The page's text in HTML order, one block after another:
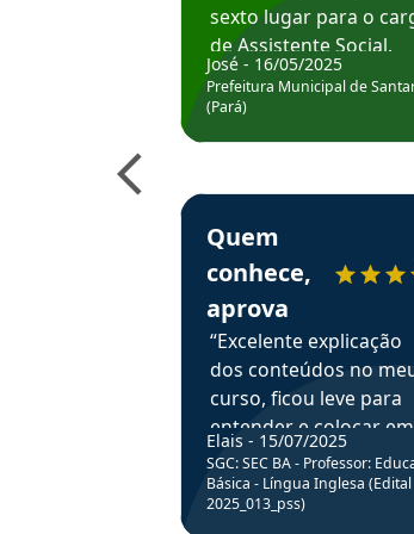
sexto lugar para o
de Assistente Social.
Hoje estou atuando na
Prefeitura de Santarém.
José - 16/05/2025
Prefeitura Municipal de
(Pará)
Estudante Elais recomenda
Quem
conhece,
aprova
“Excelente explicação
dos conteúdos no
curso, ficou leve para
entender e colocar em
prática através da
resolução de questões.”
Elais - 15/07/2025
SGC: SEC BA - Professor:
Básica - Língua Inglesa (Edital
2025_013_pss)